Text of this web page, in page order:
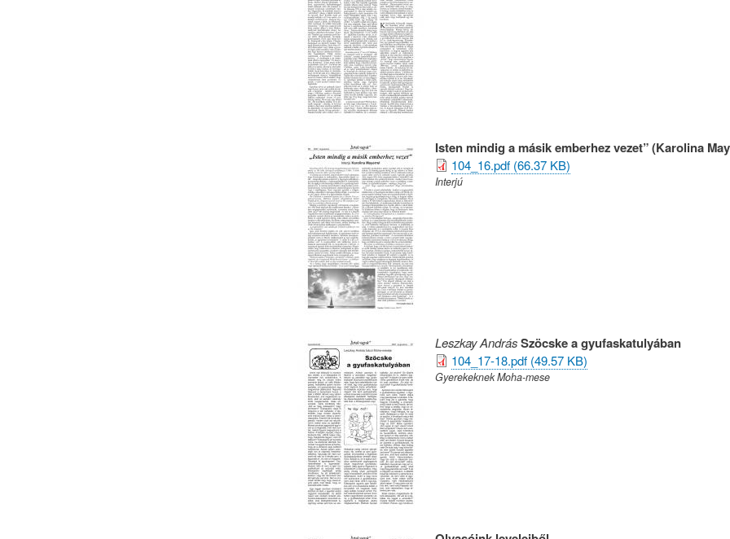
Isten mindig a másik emberhez vezet” (Karolina
104_16.pdf (66.37 KB)
Interjú
Leszkay András Szöcske a gyufaskatulyában
104_17-18.pdf (49.57 KB)
Gyerekeknek Moha-mese